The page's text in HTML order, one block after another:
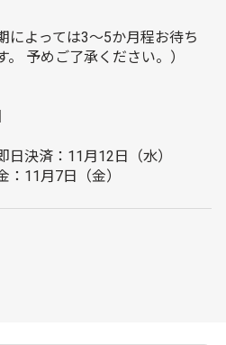
によっては3～5か月程お待ち
予めご了承ください。）
日決済：11月12日（水）
：11月7日（金）